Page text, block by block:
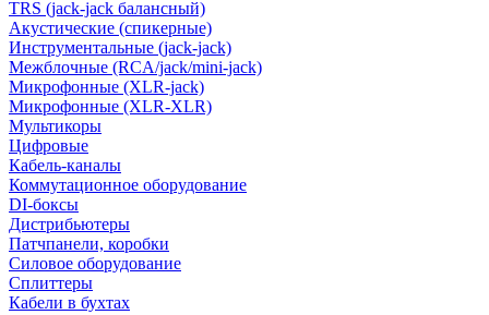
TRS (jack-jack балансный)
Акустические (спикерные)
Инструментальные (jack-jack)
Межблочные (RCA/jack/mini-jack)
Микрофонные (XLR-jack)
Микрофонные (XLR-XLR)
Мультикоры
Цифровые
Кабель-каналы
Коммутационное оборудование
DI-боксы
Дистрибьютеры
Патчпанели, коробки
Силовое оборудование
Сплиттеры
Кабели в бухтах